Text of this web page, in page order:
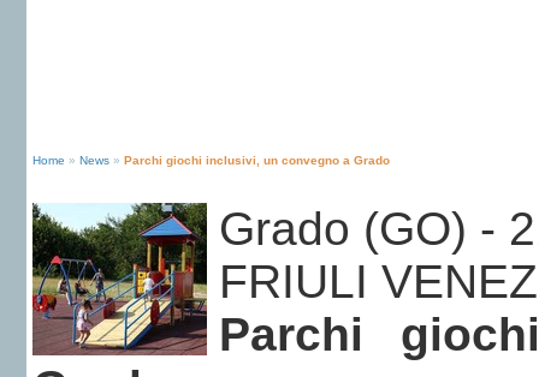
Home » News » Parchi giochi inclusivi, un convegno a Grado
Grado (GO) -
FRIULI
Parchi